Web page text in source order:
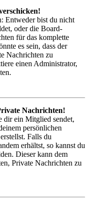
Entweder bist du nicht
oder die Board-
für das komplette
es sein, dass der
Nachrichten zu
einen Administrator,
Nachrichten!
dir ein Mitglied sendet,
persönlichen
Falls du
erhältst, so kannst du
Dieser kann dem
Private Nachrichten zu